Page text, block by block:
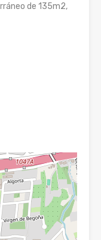
de 135m2,